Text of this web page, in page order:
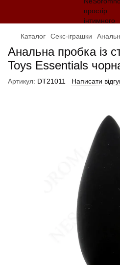
Каталог Секс-іграшки
Анальна пробка із
Toys Essentials
Артикул: DT21011 Написати